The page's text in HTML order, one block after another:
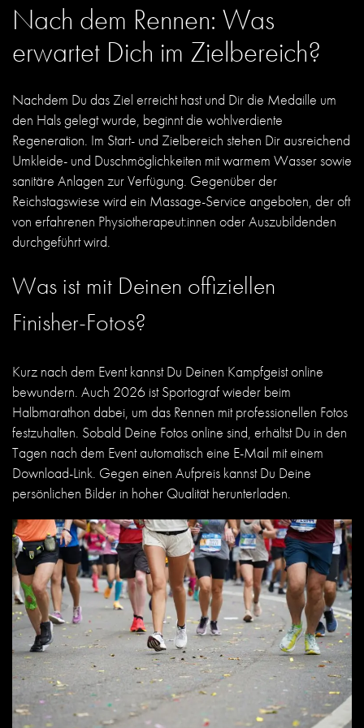
Nach dem Rennen: Was
erwartet Dich im Zielbereich?
Nachdem Du das Ziel erreicht hast und Dir die Medaille um
den Hals gelegt wurde, beginnt die wohlverdiente
Regeneration. Im Start- und Zielbereich stehen Dir ausreichend
Umkleide- und Duschmöglichkeiten mit warmem Wasser sowie
sanitäre Anlagen zur Verfügung. Gegenüber der
Reichstagswiese wird ein Massage-Service angeboten, der oft
von erfahrenen Physiotherapeut:innen oder Auszubildenden
durchgeführt wird.
Was ist mit Deinen offiziellen
Finisher-Fotos?
Kurz nach dem Event kannst Du Deinen Kampfgeist online
bewundern. Auch 2026 ist Sportograf wieder beim
Halbmarathon dabei, um das Rennen mit professionellen Fotos
festzuhalten. Sobald Deine Fotos online sind, erhältst Du in den
Tagen nach dem Event automatisch eine E-Mail mit einem
Download-Link. Gegen einen Aufpreis kannst Du Deine
persönlichen Bilder in hoher Qualität herunterladen.